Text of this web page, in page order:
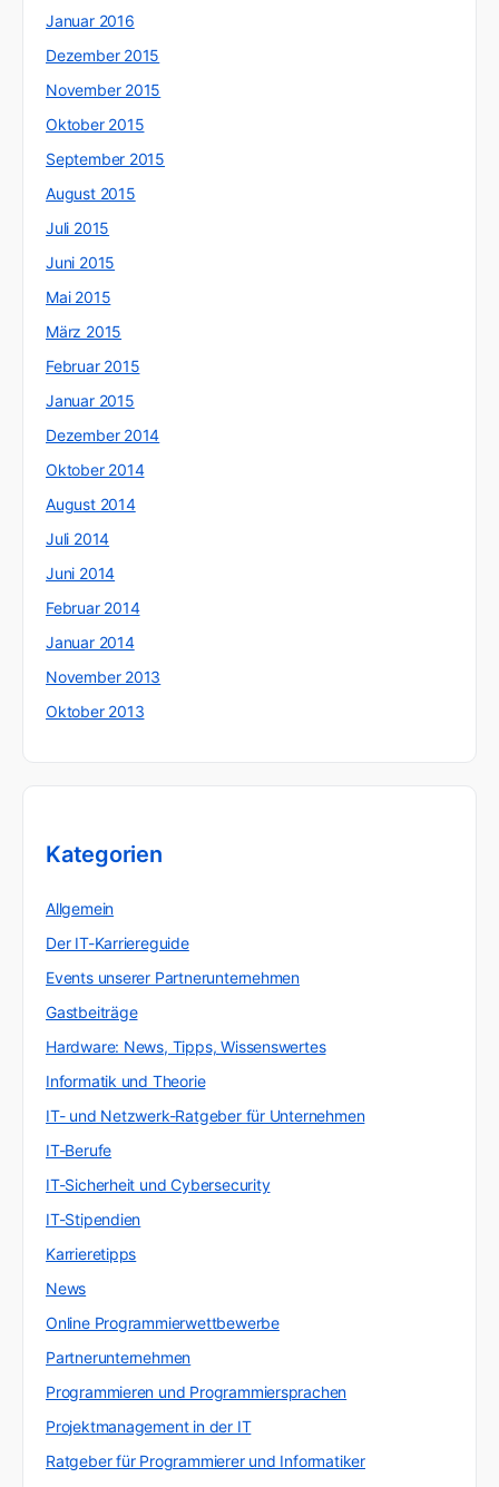
Januar 2016
Dezember 2015
November 2015
Oktober 2015
September 2015
August 2015
Juli 2015
Juni 2015
Mai 2015
März 2015
Februar 2015
Januar 2015
Dezember 2014
Oktober 2014
August 2014
Juli 2014
Juni 2014
Februar 2014
Januar 2014
November 2013
Oktober 2013
Kategorien
Allgemein
Der IT-Karriereguide
Events unserer Partnerunternehmen
Gastbeiträge
Hardware: News, Tipps, Wissenswertes
Informatik und Theorie
IT- und Netzwerk-Ratgeber für Unternehmen
IT-Berufe
IT-Sicherheit und Cybersecurity
IT-Stipendien
Karrieretipps
News
Online Programmierwettbewerbe
Partnerunternehmen
Programmieren und Programmiersprachen
Projektmanagement in der IT
Ratgeber für Programmierer und Informatiker